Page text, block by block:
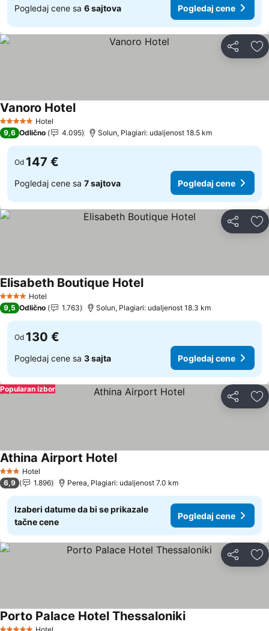
Pogledaj cene sa 6 sajtova Pogledaj cene
Deli
5 ZvezdiceHotel
Vanoro Hotel
9,6 Odlično 4.095 Solun, Plagiari: udaljenost 18.5 km
Od 147 €
Pogledaj cene sa 7 sajtova Pogledaj cene
Deli
4 ZvezdiceHotel
Elisabeth Boutique Hotel
9,5 Odlično 1.763 Solun, Plagiari: udaljenost 18.3 km
Od 130 €
Pogledaj cene sa 3 sajta Pogledaj cene
Deli
Popularan izbor
3 Zvezdice
Hotel
Athina Airport Hotel
6,9 1.896 Perea, Plagiari: udaljenost 7.0 km
Izaberi datume da bi se prikazale
tačne cene
Pogledaj cene
Deli
Hotel
Porto Palace Hotel Thessaloniki